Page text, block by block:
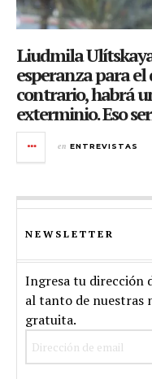
Liudmila
esperanza para el
contrario, habrá
exterminio. Eso
en ENTREVISTAS
NEWSLETTER
Ingresa tu dirección
al tanto de nuestras
gratuita.